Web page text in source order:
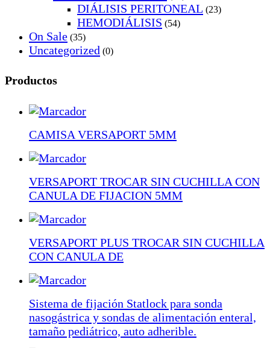
DIÁLISIS PERITONEAL (23)
HEMODIÁLISIS (54)
On Sale (35)
Uncategorized (0)
Productos
CAMISA VERSAPORT 5MM
VERSAPORT TROCAR SIN CUCHILLA CON
CANULA DE FIJACION 5MM
VERSAPORT PLUS TROCAR SIN CUCHILLA
CON CANULA DE
Sistema de fijación Statlock para sonda
nasogástrica y sondas de alimentación enteral,
tamaño pediátrico, auto adherible.